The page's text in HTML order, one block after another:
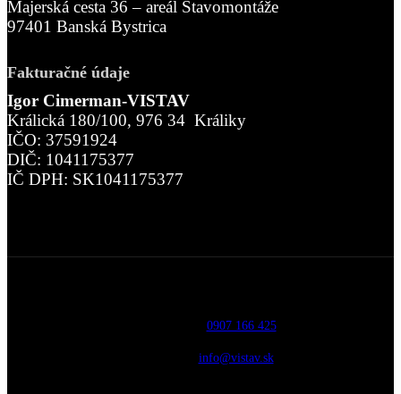
Majerská cesta 36 – areál Stavomontáže
97401 Banská Bystrica
Fakturačné údaje
Igor Cimerman-VISTAV
Králická 180/100, 976 34 Králiky
IČO: 37591924
DIČ: 1041175377
IČ DPH: SK1041175377
0907 166 425
info@vistav.sk